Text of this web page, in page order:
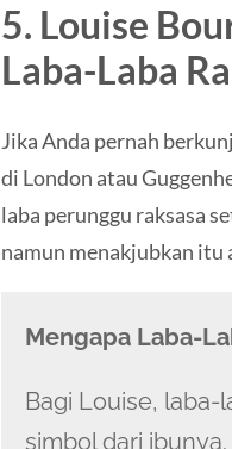
5. Louise
Laba-Laba
Jika Anda pernah
di London atau
laba perunggu raksasa
namun menakjubkan itu
Mengapa Laba-
Bagi Louise,
simbol dari